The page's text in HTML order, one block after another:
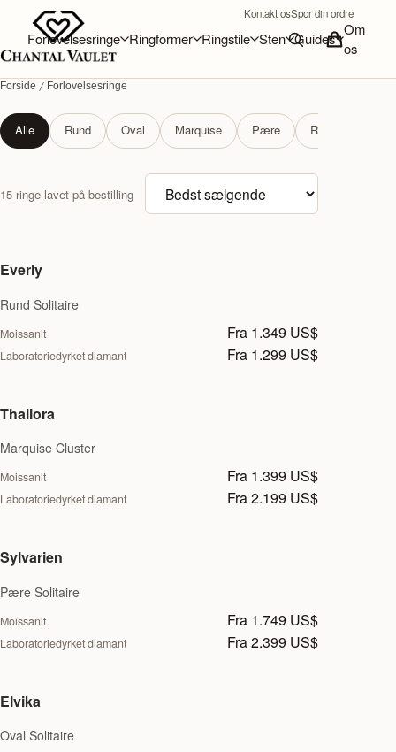
Kontakt osSpor din ordre
Forlovelsesringe Ringformer Ringstile Sten Guides
Om
os
Forside Forlovelsesringe
Forlovelsesringe
Alle Rund Oval Marquise Pære Radiant
15 ringe lavet på bestilling
Sorter produkter
Everly
Rund Solitaire
Moissanit Fra 1.349 US$
Laboratoriedyrket diamant Fra 1.299 US$
Thaliora
Marquise Cluster
Moissanit Fra 1.399 US$
Laboratoriedyrket diamant Fra 2.199 US$
Sylvarien
Pære Solitaire
Moissanit Fra 1.749 US$
Laboratoriedyrket diamant Fra 2.399 US$
Elvika
Oval Solitaire